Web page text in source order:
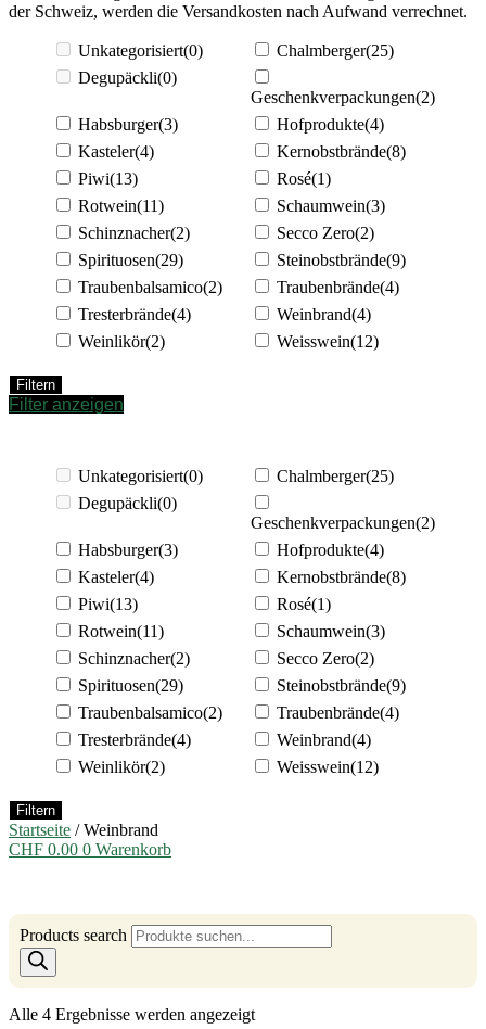
der Schweiz, werden die Versandkosten nach Aufwand verrechnet.
Unkategorisiert(0) Chalmberger(25)
Degupäckli(0)
Geschenkverpackungen(2)
Habsburger(3) Hofprodukte(4)
Kasteler(4) Kernobstbrände(8)
Piwi(13) Rosé(1)
Rotwein(11) Schaumwein(3)
Schinznacher(2) Secco Zero(2)
Spirituosen(29) Steinobstbrände(9)
Traubenbalsamico(2) Traubenbrände(4)
Tresterbrände(4) Weinbrand(4)
Weinlikör(2) Weisswein(12)
Filtern
Filter anzeigen
Unkategorisiert(0) Chalmberger(25)
Degupäckli(0)
Geschenkverpackungen(2)
Habsburger(3) Hofprodukte(4)
Kasteler(4) Kernobstbrände(8)
Piwi(13) Rosé(1)
Rotwein(11) Schaumwein(3)
Schinznacher(2) Secco Zero(2)
Spirituosen(29) Steinobstbrände(9)
Traubenbalsamico(2) Traubenbrände(4)
Tresterbrände(4) Weinbrand(4)
Weinlikör(2) Weisswein(12)
Filtern
Startseite / Weinbrand
CHF 0.00 0 Warenkorb
Products search
Alle 4 Ergebnisse werden angezeigt